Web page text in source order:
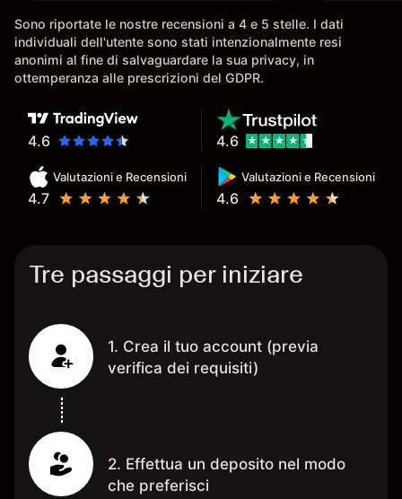
Sono riportate le nostre recensioni a 4 e 5 stelle. I dati
individuali dell'utente sono stati intenzionalmente resi
anonimi al fine di salvaguardare la sua privacy, in
ottemperanza alle prescrizioni del GDPR.
4.6
Valutazioni e Recensioni
4.7
Valutazioni e Recensioni
4.6
4.6
Tre passaggi per iniziare
1. Crea il tuo account (previa
verifica dei requisiti)
2. Effettua un deposito nel modo
che preferisci